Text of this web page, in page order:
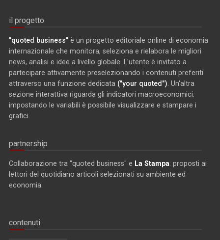
il progetto
"quoted business" è un progetto editoriale online di economia
internazionale che monitora, seleziona e rielabora le migliori
news, analisi e idee a livello globale. L'utente è invitato a
partecipare attivamente preselezionando i contenuti preferiti
attraverso una funzione dedicata ("your quoted") . Un'altra
sezione interattiva riguarda gli indicatori macroeconomici:
impostando le variabili è possibile visualizzare e stampare i
grafici.
partnership
Collaborazione tra "quoted business" e La Stampa: proposti ai
lettori del quotidiano articoli selezionati su ambiente ed
economia.
contenuti